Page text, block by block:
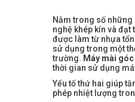
Nằm trong số
nghệ khép kín và
được làm từ nhựa
sử dụng trong một
trường. Máy mài góc
thời gian sử dụng
Yếu tố thứ hai giúp
phép nhiệt lượng